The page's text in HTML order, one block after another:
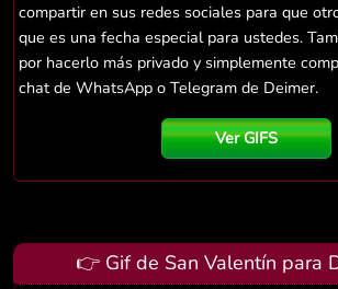
compartir en sus redes sociales para que
que es una fecha especial para ustedes.
por hacerlo más privado y simplemente
chat de WhatsApp o Telegram de Deimer.
Ver GIFS
👉 Gif de San Valentín para